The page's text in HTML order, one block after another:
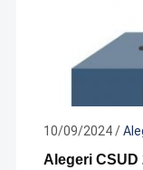
10/09/2024/
Alegeri CSUD